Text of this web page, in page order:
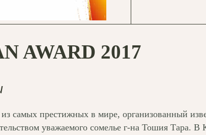
AWARD 2017
самых престижных в мире, организованный
уважаемого сомелье г-на Тошия Тара.